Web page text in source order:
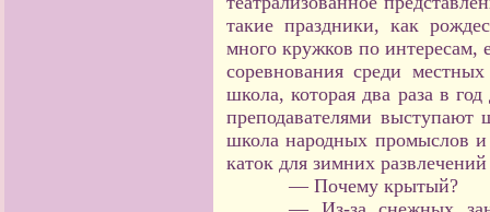
такие праздники, как
много кружков по интересам,
соревнования среди
школа, которая два раза в
преподавателями выступают
школа народных промыслов и
каток для зимних
— Почему крытый?